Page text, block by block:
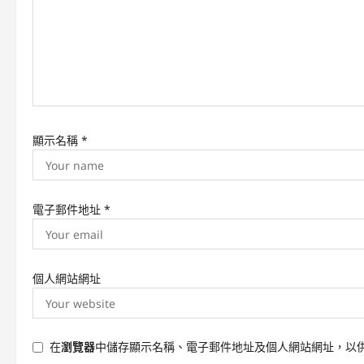
n
顯示名稱 *
電子郵件地址 *
個人網站網址
在瀏覽器中儲存顯示名稱、電子郵件地址及個人網站網址，以